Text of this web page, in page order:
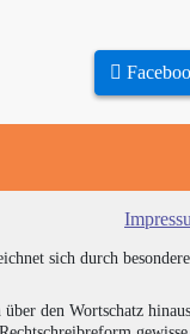
sich durch
den Wortschatz